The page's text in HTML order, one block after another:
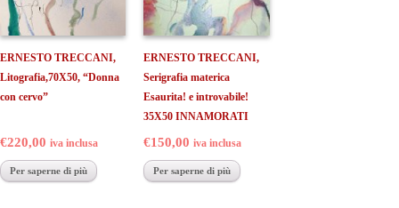
ERNESTO TRECCANI,
Litografia,70X50, “Donna
con cervo”
€220,00 iva inclusa
Per saperne di più
ERNESTO TRECCANI,
Serigrafia materica
Esaurita! e introvabile!
35X50 INNAMORATI
€150,00 iva inclusa
Per saperne di più